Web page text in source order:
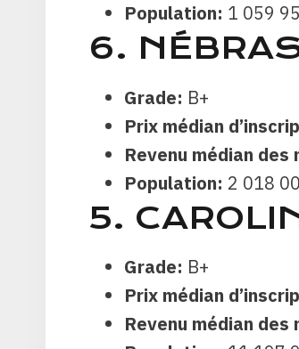
Population: 1 059
6.
Grade: B+
Prix ​​médian
Revenu médian des
Population: 2 018
5.
Grade: B+
Prix ​​médian
Revenu médian des